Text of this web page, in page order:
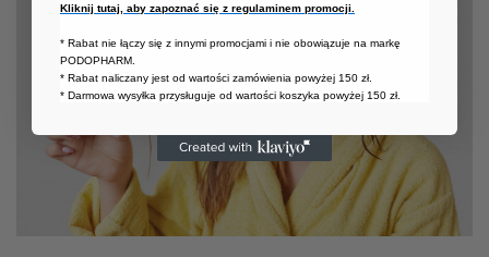
Kliknij tutaj, aby zapoznać się z regulaminem promocji.
* Rabat nie łączy się z innymi promocjami i nie obowiązuje na markę
PODOPHARM.
* Rabat naliczany jest od wartości zamówienia powyżej 150 zł.
* Darmowa wysyłka przysługuje od wartości koszyka powyżej 150 zł.